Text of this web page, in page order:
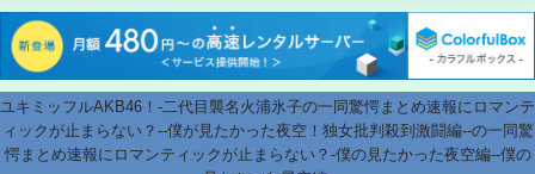
ユキミッフルAKB46！-二代目襲名火浦氷子の一同驚愕まとめ速報にロマンテ
ィックが止まらない？--僕が見たかった夜空！独女批判殺到激闘編--の一同驚
愕まとめ速報にロマンティックが止まらない？-僕の見たかった夜空編--僕の